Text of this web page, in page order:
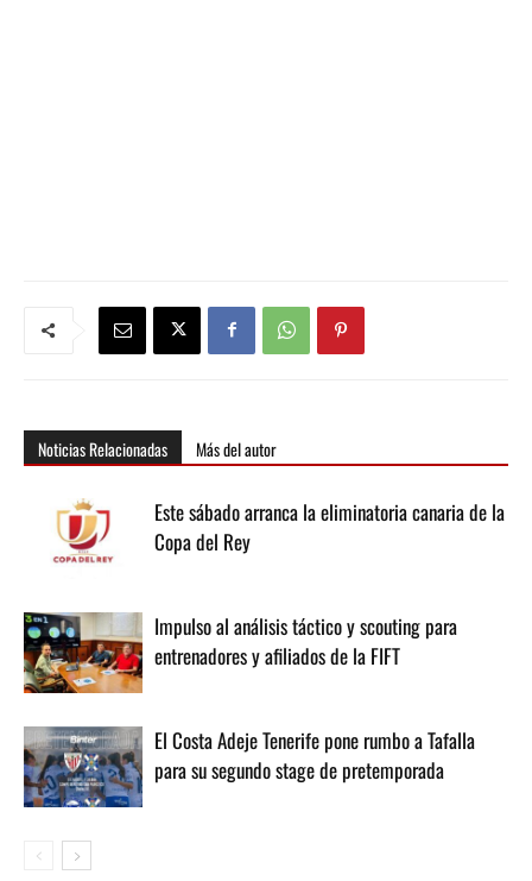
Noticias Relacionadas Más del autor
Este sábado arranca la eliminatoria canaria de la
Copa del Rey
Impulso al análisis táctico y scouting para
entrenadores y afiliados de la FIFT
El Costa Adeje Tenerife pone rumbo a Tafalla
para su segundo stage de pretemporada